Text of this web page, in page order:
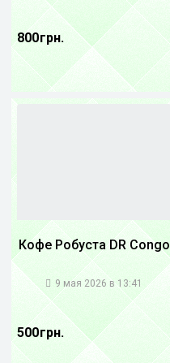
800 грн.
Кофе Робуста DR Congo
9 мая 2026 в 13:41
500 грн.